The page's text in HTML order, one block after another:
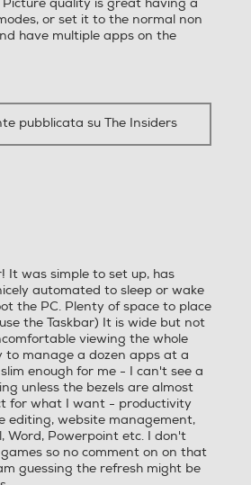
decisivo!
è fissato al centro per
di tiro.
differire dall’uso effettivo.
ridotta,
comfort visivo
di lettura Reader Mode
schermo una
di colore simile a
carta, riducendo la luce
migliorando il comfort
or set it to the normal non
have multiple apps on the
pubblicata su The Insiders
It was simple to set up, has
automated to sleep or wake
the PC. Plenty of space to place
the Taskbar) It is wide but not
viewing the whole
to manage a dozen apps at a
enough for me - I can't see a
unless the bezels are almost
for what I want - productivity
editing, website management,
Word, Powerpoint etc. I don't
so no comment on on that
guessing the refresh might be